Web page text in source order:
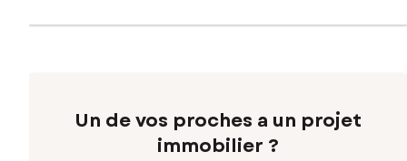
Un de vos proches a un projet
immobilier ?